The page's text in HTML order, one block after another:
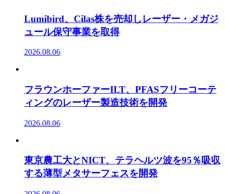
Lumibird、Cilas株を売却しレーザー・メガジ
ュール保守事業を取得
2026.08.06
フラウンホーファーILT、PFASフリーコーテ
ィングのレーザー製造技術を開発
2026.08.06
東京農工大とNICT、テラヘルツ波を95％吸収
する薄型メタサーフェスを開発